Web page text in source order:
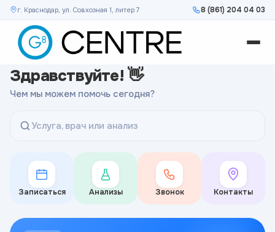
г. Краснодар, ул. Совхозная 1, литер 7 8 (861) 204 04 03
Здравствуйте! 👋
Чем мы можем помочь сегодня?
Услуга, врач или анализ
Записаться Анализы Звонок Контакты